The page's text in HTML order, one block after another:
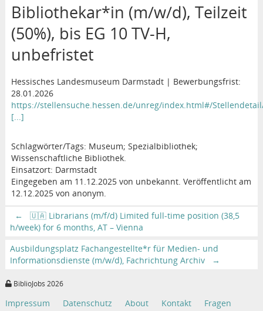
Bibliothekar*in (m/w/d), Teilzeit
(50%), bis EG 10 TV-H,
unbefristet
Hessisches Landesmuseum Darmstadt | Bewerbungsfrist:
28.01.2026
https://stellensuche.hessen.de/unreg/index.html#/
[...]
Schlagwörter/Tags: Museum; Spezialbibliothek;
Wissenschaftliche Bibliothek.
Einsatzort: Darmstadt
Eingegeben am 11.12.2025 von unbekannt. Veröffentlicht am
12.12.2025 von anonym.
←
🇺🇦 Librarians (m/f/d) Limited full-time position (38,5
h/week) for 6 months, AT – Vienna
Ausbildungsplatz Fachangestellte*r für Medien- und
Informationsdienste (m/w/d), Fachrichtung Archiv
→
BiblioJobs 2026
Impressum Datenschutz About Kontakt Fragen